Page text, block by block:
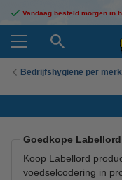
Vandaag besteld morgen in
Bedrijfshygiëne per merk
Goedkope
Koop Labellord
voedselcodering in